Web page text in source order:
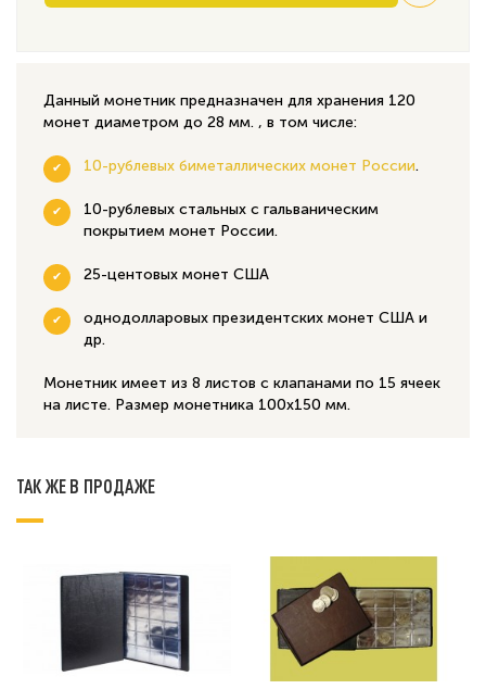
Данный монетник предназначен для хранения 120
монет диаметром до 28 мм. , в том числе:
10-рублевых биметаллических монет России.
10-рублевых стальных с гальваническим
покрытием монет России.
25-центовых монет США
однодолларовых президентских монет США и
др.
Монетник имеет из 8 листов с клапанами по 15 ячеек
на листе. Размер монетника 100х150 мм.
ТАК ЖЕ В ПРОДАЖЕ